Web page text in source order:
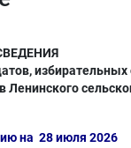
на 28 июля 2026